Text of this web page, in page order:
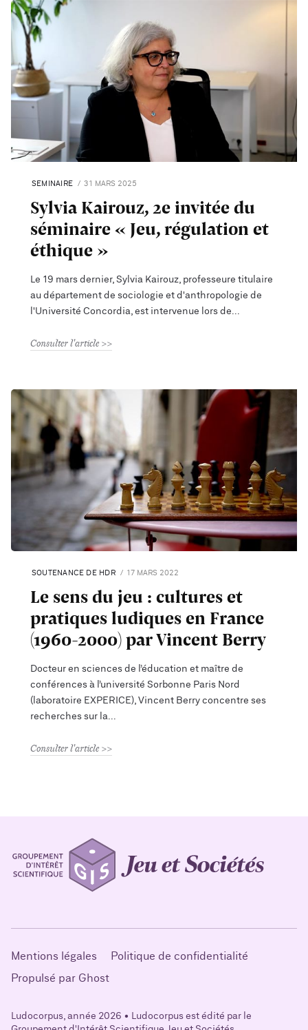
SEMINAIRE 31 MARS 2025
Sylvia Kairouz, 2e invitée du
séminaire « Jeu, régulation et
éthique »
Le 19 mars dernier, Sylvia Kairouz, professeure titulaire
au département de sociologie et d'anthropologie de
l'Université Concordia, est intervenue lors de
Consulter l'article
SOUTENANCE DE HDR 17 MARS 2022
Le sens du jeu : cultures et
pratiques ludiques en France
(1960-2000) par Vincent Berry
Docteur en sciences de l’éducation et maître de
conférences à l’université Sorbonne Paris Nord
(laboratoire EXPERICE), Vincent Berry concentre ses
recherches sur la
Consulter l'article
Mentions légales
Politique de confidentialité
Propulsé par Ghost
Ludocorpus, année 2026 • Ludocorpus est édité par le